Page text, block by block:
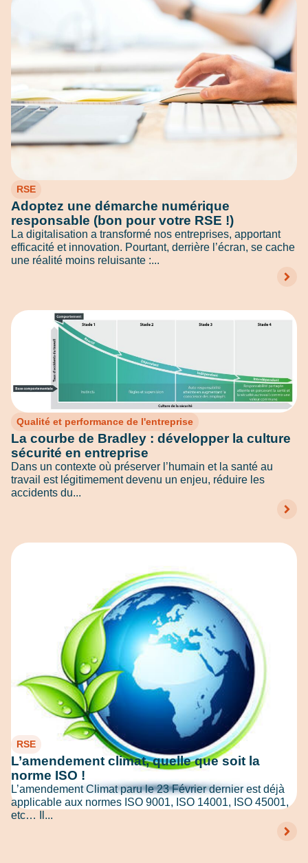
RSE
Adoptez une démarche numérique
responsable (bon pour votre RSE !)
La digitalisation a transformé nos entreprises, apportant
efficacité et innovation. Pourtant, derrière l’écran, se cache
une réalité moins reluisante :...
Qualité et performance de l'entreprise
La courbe de Bradley : développer la culture
sécurité en entreprise
Dans un contexte où préserver l’humain et la santé au
travail est légitimement devenu un enjeu, réduire les
accidents du...
RSE
L’amendement climat, quelle que soit la
norme ISO !
L’amendement Climat paru le 23 Février dernier est déjà
applicable aux normes ISO 9001, ISO 14001, ISO 45001,
etc… Il...